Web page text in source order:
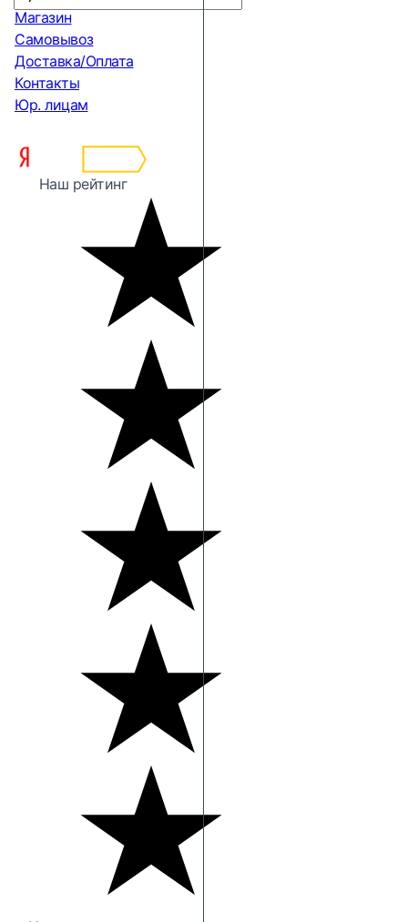
Магазин
Самовывоз
Доставка/Оплата
Контакты
Юр. лицам
Наш рейтинг